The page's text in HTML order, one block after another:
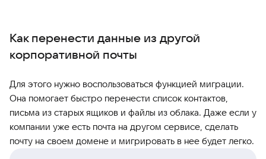
Как перенести данные из другой
корпоративной почты
Для этого нужно воспользоваться функцией миграции.
Она помогает быстро перенести список контактов,
письма из старых ящиков и файлы из облака. Даже если у
компании уже есть почта на другом сервисе, сделать
почту на своем домене и мигрировать в нее будет легко.